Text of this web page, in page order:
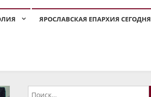
ЯРОСЛАВСКАЯ ЕПАРХИЯ СЕГОДНЯ